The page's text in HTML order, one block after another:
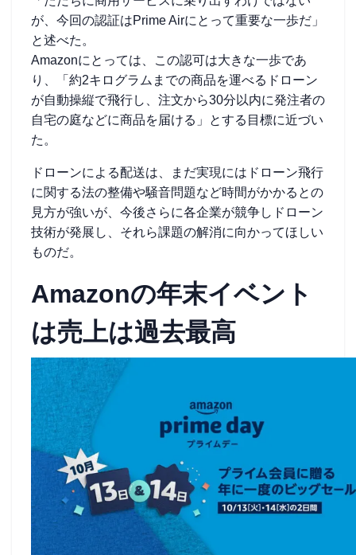
が、今回の認証はPrime Airにとって重要な一歩だ」
と述べた。
Amazonにとっては、この認可は大きな一歩であ
り、「約2キログラムまでの商品を運べるドローン
が自動操縦で飛行し、注文から30分以内に発注者の
自宅の庭などに商品を届ける」とする目標に近づい
た。
ドローンによる配送は、まだ実現にはドローン飛行
に関する法の整備や騒音問題など時間がかかるとの
見方が強いが、今後さらに各企業が競争しドローン
技術が発展し、それら課題の解消に向かってほしい
ものだ。
Amazonの年末イベント
は売上は過去最高